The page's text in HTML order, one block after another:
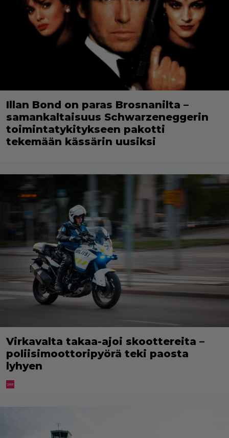
Illan Bond on paras Brosnanilta –
samankaltaisuus Schwarzeneggerin
toimintatykitykseen pakotti
tekemään kässärin uusiksi
Virkavalta takaa-ajoi skoottereita –
poliisimoottoripyörä teki paosta
lyhyen